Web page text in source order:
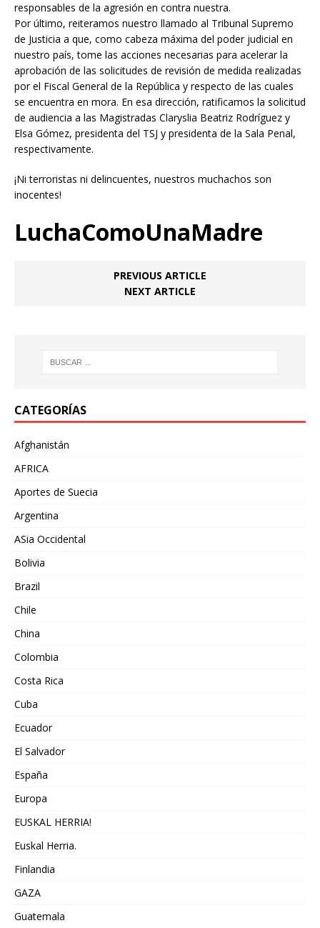
responsables de la agresión en contra nuestra.
Por último, reiteramos nuestro llamado al Tribunal Supremo
de Justicia a que, como cabeza máxima del poder judicial en
nuestro país, tome las acciones necesarias para acelerar la
aprobación de las solicitudes de revisión de medida realizadas
por el Fiscal General de la República y respecto de las cuales
se encuentra en mora. En esa dirección, ratificamos la solicitud
de audiencia a las Magistradas Claryslia Beatriz Rodríguez y
Elsa Gómez, presidenta del TSJ y presidenta de la Sala Penal,
respectivamente.
¡Ni terroristas ni delincuentes, nuestros muchachos son
inocentes!
LuchaComoUnaMadre
PREVIOUS ARTICLE
NEXT ARTICLE
CATEGORÍAS
Afghanistán
AFRICA
Aportes de Suecia
Argentina
ASia Occidental
Bolivia
Brazil
Chile
China
Colombia
Costa Rica
Cuba
Ecuador
El Salvador
España
Europa
EUSKAL HERRIA!
Euskal Herria.
Finlandia
GAZA
Guatemala